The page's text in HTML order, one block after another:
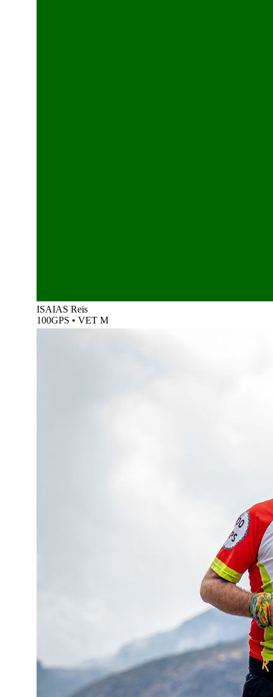
ISAIAS Reis
100GPS • VET M